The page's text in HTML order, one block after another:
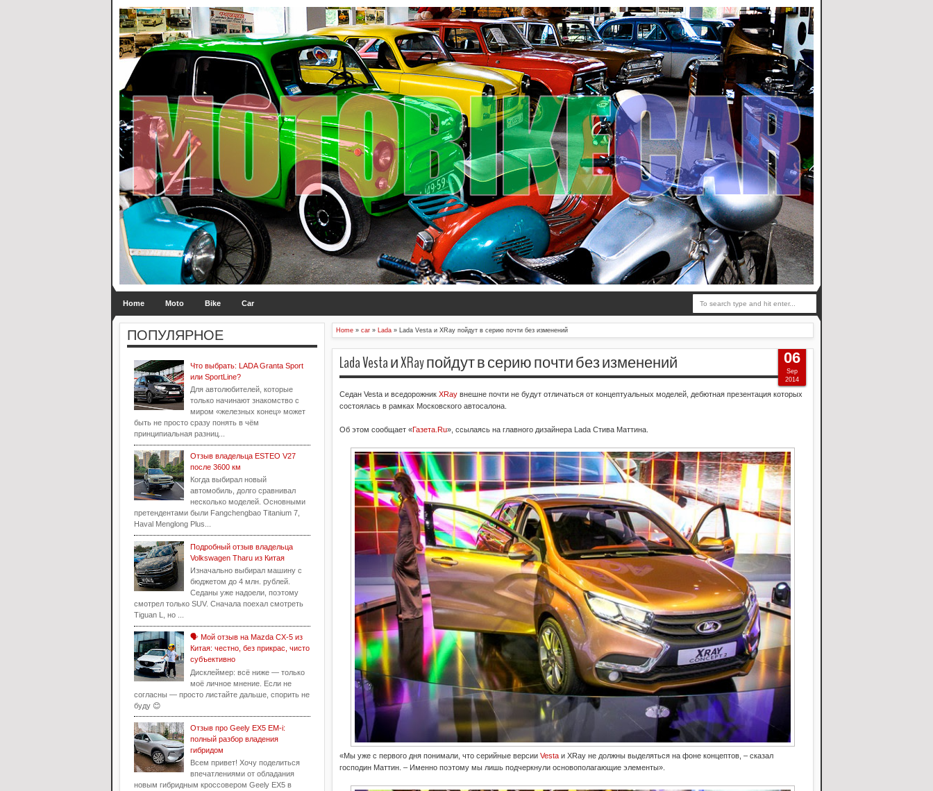
Home Moto Bike Car
Home » car » Lada » Lada Vesta и XRay пойдут в серию почти без изменений
Lada Vesta и XRay пойдут в серию почти без изменений
Седан Vesta и вседорожник XRay внешне почти не будут отличаться от концептуальных моделей, дебютная презентация которых
состоялась в рамках Московского автосалона.
Об этом сообщает «Газета.Ru», ссылаясь на главного дизайнера Lada Стива Маттина.
«Мы уже с первого дня понимали, что серийные версии Vesta и XRay не должны выделяться на фоне концептов, – сказал
господин Маттин. – Именно поэтому мы лишь подчеркнули основополагающие элементы».
06
Sep
2014
ПОПУЛЯРНОЕ
Что выбрать: LADA Granta Sport
или SportLine?
Для автолюбителей, которые
только начинают знакомство с
миром «железных конец» может
быть не просто сразу понять в чём
принципиальная разниц...
Отзыв владельца ESTEO V27
после 3600 км
Когда выбирал новый
автомобиль, долго сравнивал
несколько моделей. Основными
претендентами были Fangchengbao Titanium 7,
Haval Menglong Plus...
Подробный отзыв владельца
Volkswagen Tharu из Китая
Изначально выбирал машину с
бюджетом до 4 млн. рублей.
Седаны уже надоели, поэтому
смотрел только SUV. Сначала поехал смотреть
Tiguan L, но ...
🗣️ Мой отзыв на Mazda CX-5 из
Китая: честно, без прикрас, чисто
субъективно
Дисклеймер: всё ниже — только
моё личное мнение. Если не
согласны — просто листайте дальше, спорить не
буду 😊
Отзыв про Geely EX5 EM-i:
полный разбор владения
гибридом
Всем привет! Хочу поделиться
впечатлениями от обладания
новым гибридным кроссовером Geely EX5 в